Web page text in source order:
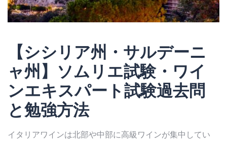
【シシリア州・サルデーニ
ャ州】ソムリエ試験・ワイ
ンエキスパート試験過去問
と勉強方法
イタリアワインは北部や中部に高級ワインが集中してい